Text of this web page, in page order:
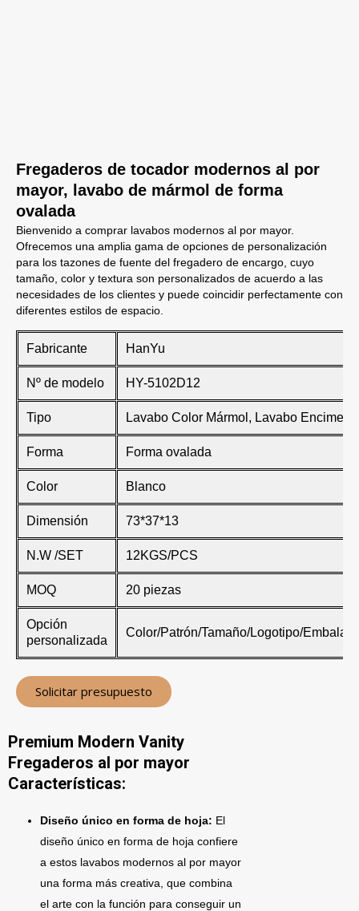
Fregaderos de tocador modernos al por
mayor, lavabo de mármol de forma
ovalada
Bienvenido a comprar lavabos modernos al por mayor.
Ofrecemos una amplia gama de opciones de personalización
para los tazones de fuente del fregadero de encargo, cuyo
tamaño, color y textura son personalizados de acuerdo a las
necesidades de los clientes y puede coincidir perfectamente con
diferentes estilos de espacio.
Fabricante HanYu
Nº de modelo HY-5102D12
Tipo Lavabo Color Mármol, Lavabo Encimera
Forma Forma ovalada
Color Blanco
Dimensión 73*37*13
N.W /SET 12KGS/PCS
MOQ 20 piezas
Opción
personalizada
Color/Patrón/Tamaño/Logotipo/Embalaje
Solicitar presupuesto
Premium Modern Vanity
Fregaderos al por mayor
Características:
Diseño único en forma de hoja: El
diseño único en forma de hoja confiere
a estos lavabos modernos al por mayor
una forma más creativa, que combina
el arte con la función para conseguir un